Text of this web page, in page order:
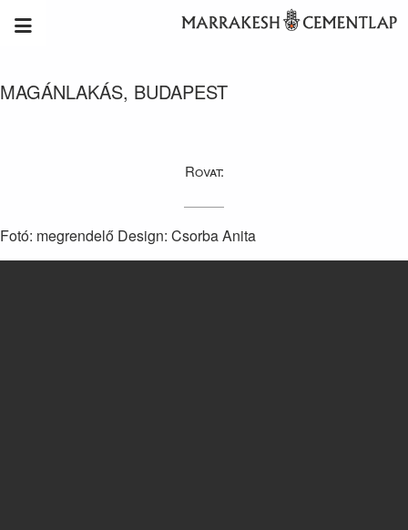
MAGÁNLAKÁS, BUDAPEST
Rovat:
Fotó: megrendelő Design: Csorba Anita